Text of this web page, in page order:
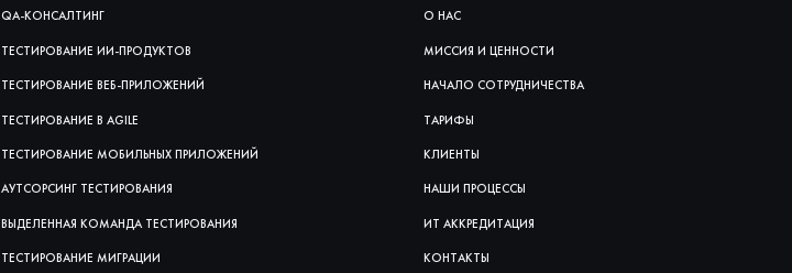
QA-КОНСАЛТИНГ
ТЕСТИРОВАНИЕ ИИ‑ПРОДУКТОВ
ТЕСТИРОВАНИЕ ВЕБ‑ПРИЛОЖЕНИЙ
ТЕСТИРОВАНИЕ В AGILE
ТЕСТИРОВАНИЕ МОБИЛЬНЫХ ПРИЛОЖЕНИЙ
АУТСОРСИНГ ТЕСТИРОВАНИЯ
ВЫДЕЛЕННАЯ КОМАНДА ТЕСТИРОВАНИЯ
ТЕСТИРОВАНИЕ МИГРАЦИИ
О НАС
МИССИЯ И ЦЕННОСТИ
НАЧАЛО СОТРУДНИЧЕСТВА
ТАРИФЫ
КЛИЕНТЫ
НАШИ ПРОЦЕССЫ
ИТ АККРЕДИТАЦИЯ
КОНТАКТЫ